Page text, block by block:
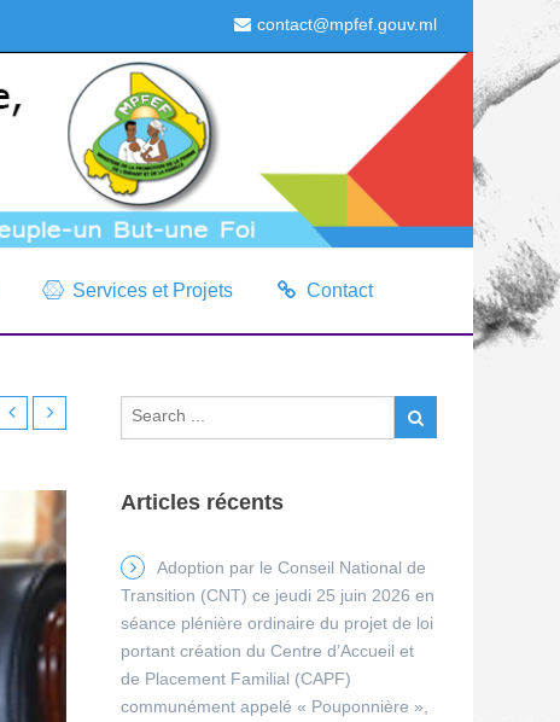
contact@mpfef.gouv.ml
Services et Projets Contact
Articles récents
Adoption par le Conseil National de
Transition (CNT) ce jeudi 25 juin 2026 en
séance plénière ordinaire du projet de loi
portant création du Centre d’Accueil et
de Placement Familial (CAPF)
communément appelé « Pouponnière »,